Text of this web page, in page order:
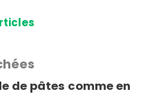
de pâtes comme en